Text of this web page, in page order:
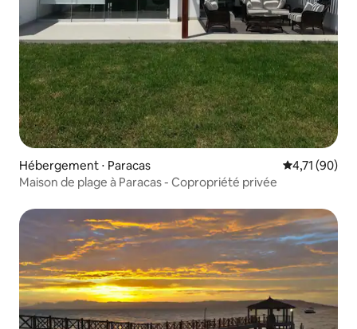
Hébergement ⋅ Paracas Évaluation
4,71 (90)
Maison de plage à Paracas - Copropriété privée